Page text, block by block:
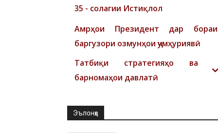
35 - солагии Истиқлол
Амрҳои Президент дар бораи
баргузори озмунҳои ҷумҳуриявӣ
Татбиқи стратегияҳо ва
барномаҳои давлатӣ
Эълонҳо